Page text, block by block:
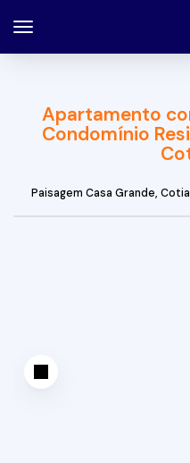
Apartamento
Condomínio
Paisagem Casa Grande, Cotia